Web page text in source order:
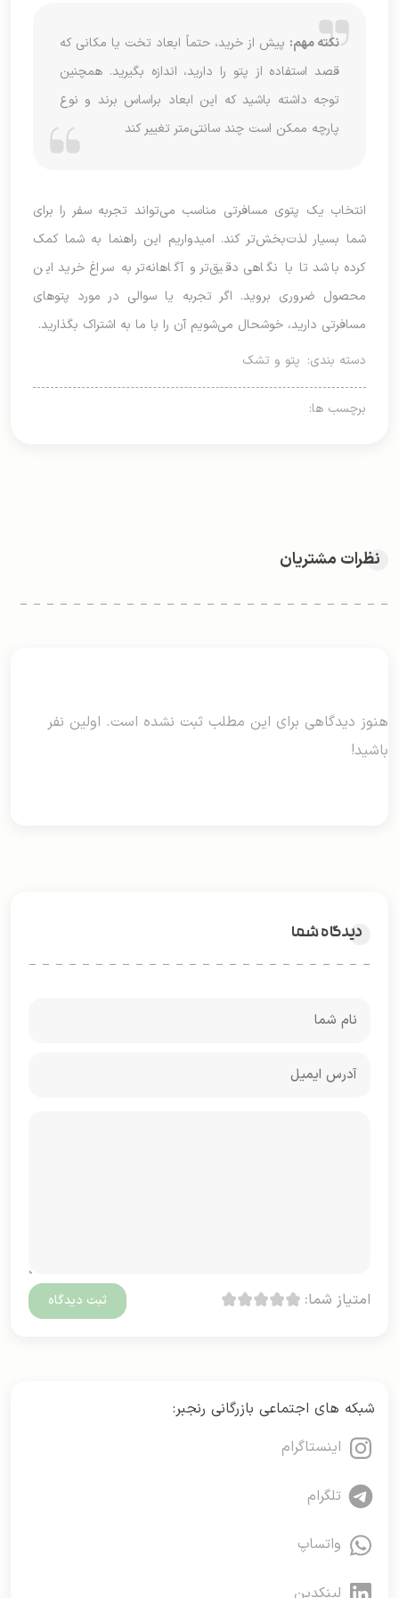
نکته مهم: پیش از خرید، حتماً ابعاد تخت یا مکانی که
قصد استفاده از پتو را دارید، اندازه بگیرید. همچنین
توجه داشته باشید که این ابعاد براساس برند و نوع
پارچه ممکن است چند سانتی‌متر تغییر کند
انتخاب یک پتوی مسافرتی مناسب می‌تواند تجربه سفر را برای
شما بسیار لذت‌بخش‌تر کند. امیدواریم این راهنما به شما کمک
کرده باشد تا با نگاهی دقیق‌تر و آگاهانه‌تر به سراغ خرید این
محصول ضروری بروید. اگر تجربه یا سوالی در مورد پتوهای
مسافرتی دارید، خوشحال می‌شویم آن را با ما به اشتراک بگذارید.
دسته بندی: پتو و تشک
برچسب ها:
نظرات مشتریان
هنوز دیدگاهی برای این مطلب ثبت نشده است. اولین نفر
باشید!
دیدگاه شما
امتیاز شما:
شبکه های اجتماعی بازرگانی رنجبر:
اینستاگرام
تلگرام
واتساپ
لینکدین